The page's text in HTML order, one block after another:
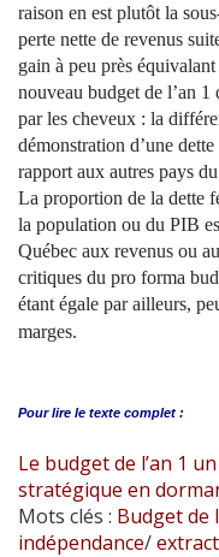
raison en est plutôt la
perte nette de revenus
gain à peu près
nouveau budget de l’an 1
par les cheveux : la
démonstration d’une
rapport aux autres pays
La proportion de la dette
la population ou du PIB
Québec aux revenus ou
critiques du pro forma
étant égale par ailleurs,
marges.
Pour lire le texte complet :
Le budget de l’an 1
stratégique en
Mots clés : Budget de
indépendance/